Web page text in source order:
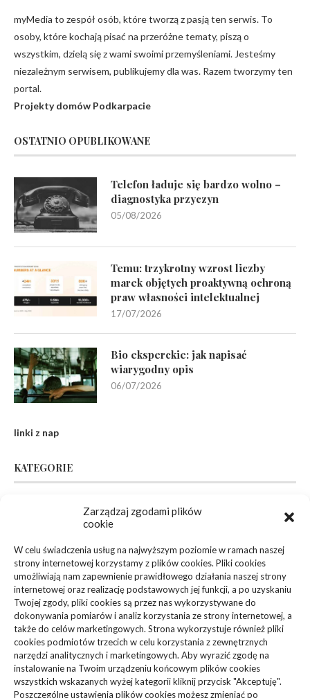
Zarządzaj zgodami plików
cookie
W celu świadczenia usług na najwyższym poziomie w ramach naszej
strony internetowej korzystamy z plików cookies. Pliki cookies
umożliwiają nam zapewnienie prawidłowego działania naszej strony
internetowej oraz realizację podstawowych jej funkcji, a po uzyskaniu
Twojej zgody, pliki cookies są przez nas wykorzystywane do
dokonywania pomiarów i analiz korzystania ze strony internetowej, a
także do celów marketingowych. Strona wykorzystuje również pliki
cookies podmiotów trzecich w celu korzystania z zewnętrznych
narzędzi analitycznych i marketingowych. Aby wyrazić zgodę na
instalowanie na Twoim urządzeniu końcowym plików cookies
wszystkich wskazanych wyżej kategorii kliknij przycisk "Akceptuję".
Poszczególne ustawienia plików cookies możesz zmieniać po
myMedia to zespół osób, które tworzą z pasją ten serwis. To
osoby, które kochają pisać na przeróżne tematy, piszą o
wszystkim, dzielą się z wami swoimi przemyśleniami. Jesteśmy
niezależnym serwisem, publikujemy dla was. Razem tworzymy ten
portal.
Projekty domów Podkarpacie
OSTATNIO OPUBLIKOWANE
Telefon ładuje się bardzo wolno –
diagnostyka przyczyn
05/08/2026
Temu: trzykrotny wzrost liczby
marek objętych proaktywną ochroną
praw własności intelektualnej
17/07/2026
Bio eksperckie: jak napisać
wiarygodny opis
06/07/2026
linki z nap
KATEGORIE
(94)
Dom, Ogród
Zdrowie, Medycyna
Edukacja, Rozrywka (36)
Sport, Turystyka
Budownictwo, Przemysł